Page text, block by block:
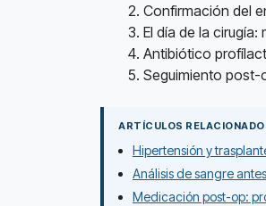
Confirmación del
El día de la
Antibiótico
Seguimiento post-
ARTÍCULOS
Hipertensión y
Análisis de sangre
Medicación post-op: